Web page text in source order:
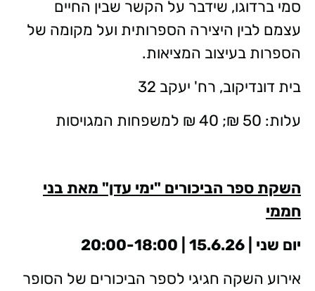
סמי ברדוגו, שידבר על הקשר שבין החיים
עצמם לבין היצירה הספרותית ועל מקומה של
הספרות בעיצוב המציאות.
בית דונדיקוב, רח' יעקב 32
עלות: 50 ₪; 40 ₪ למשפחות המגויסות
השקת ספר הביכורים "ימי עדן" מאת בני
חממי
יום שני | 15.6.26 | 20:00-18:00
אירוע השקה חגיגי לספר הביכורים של הסופר